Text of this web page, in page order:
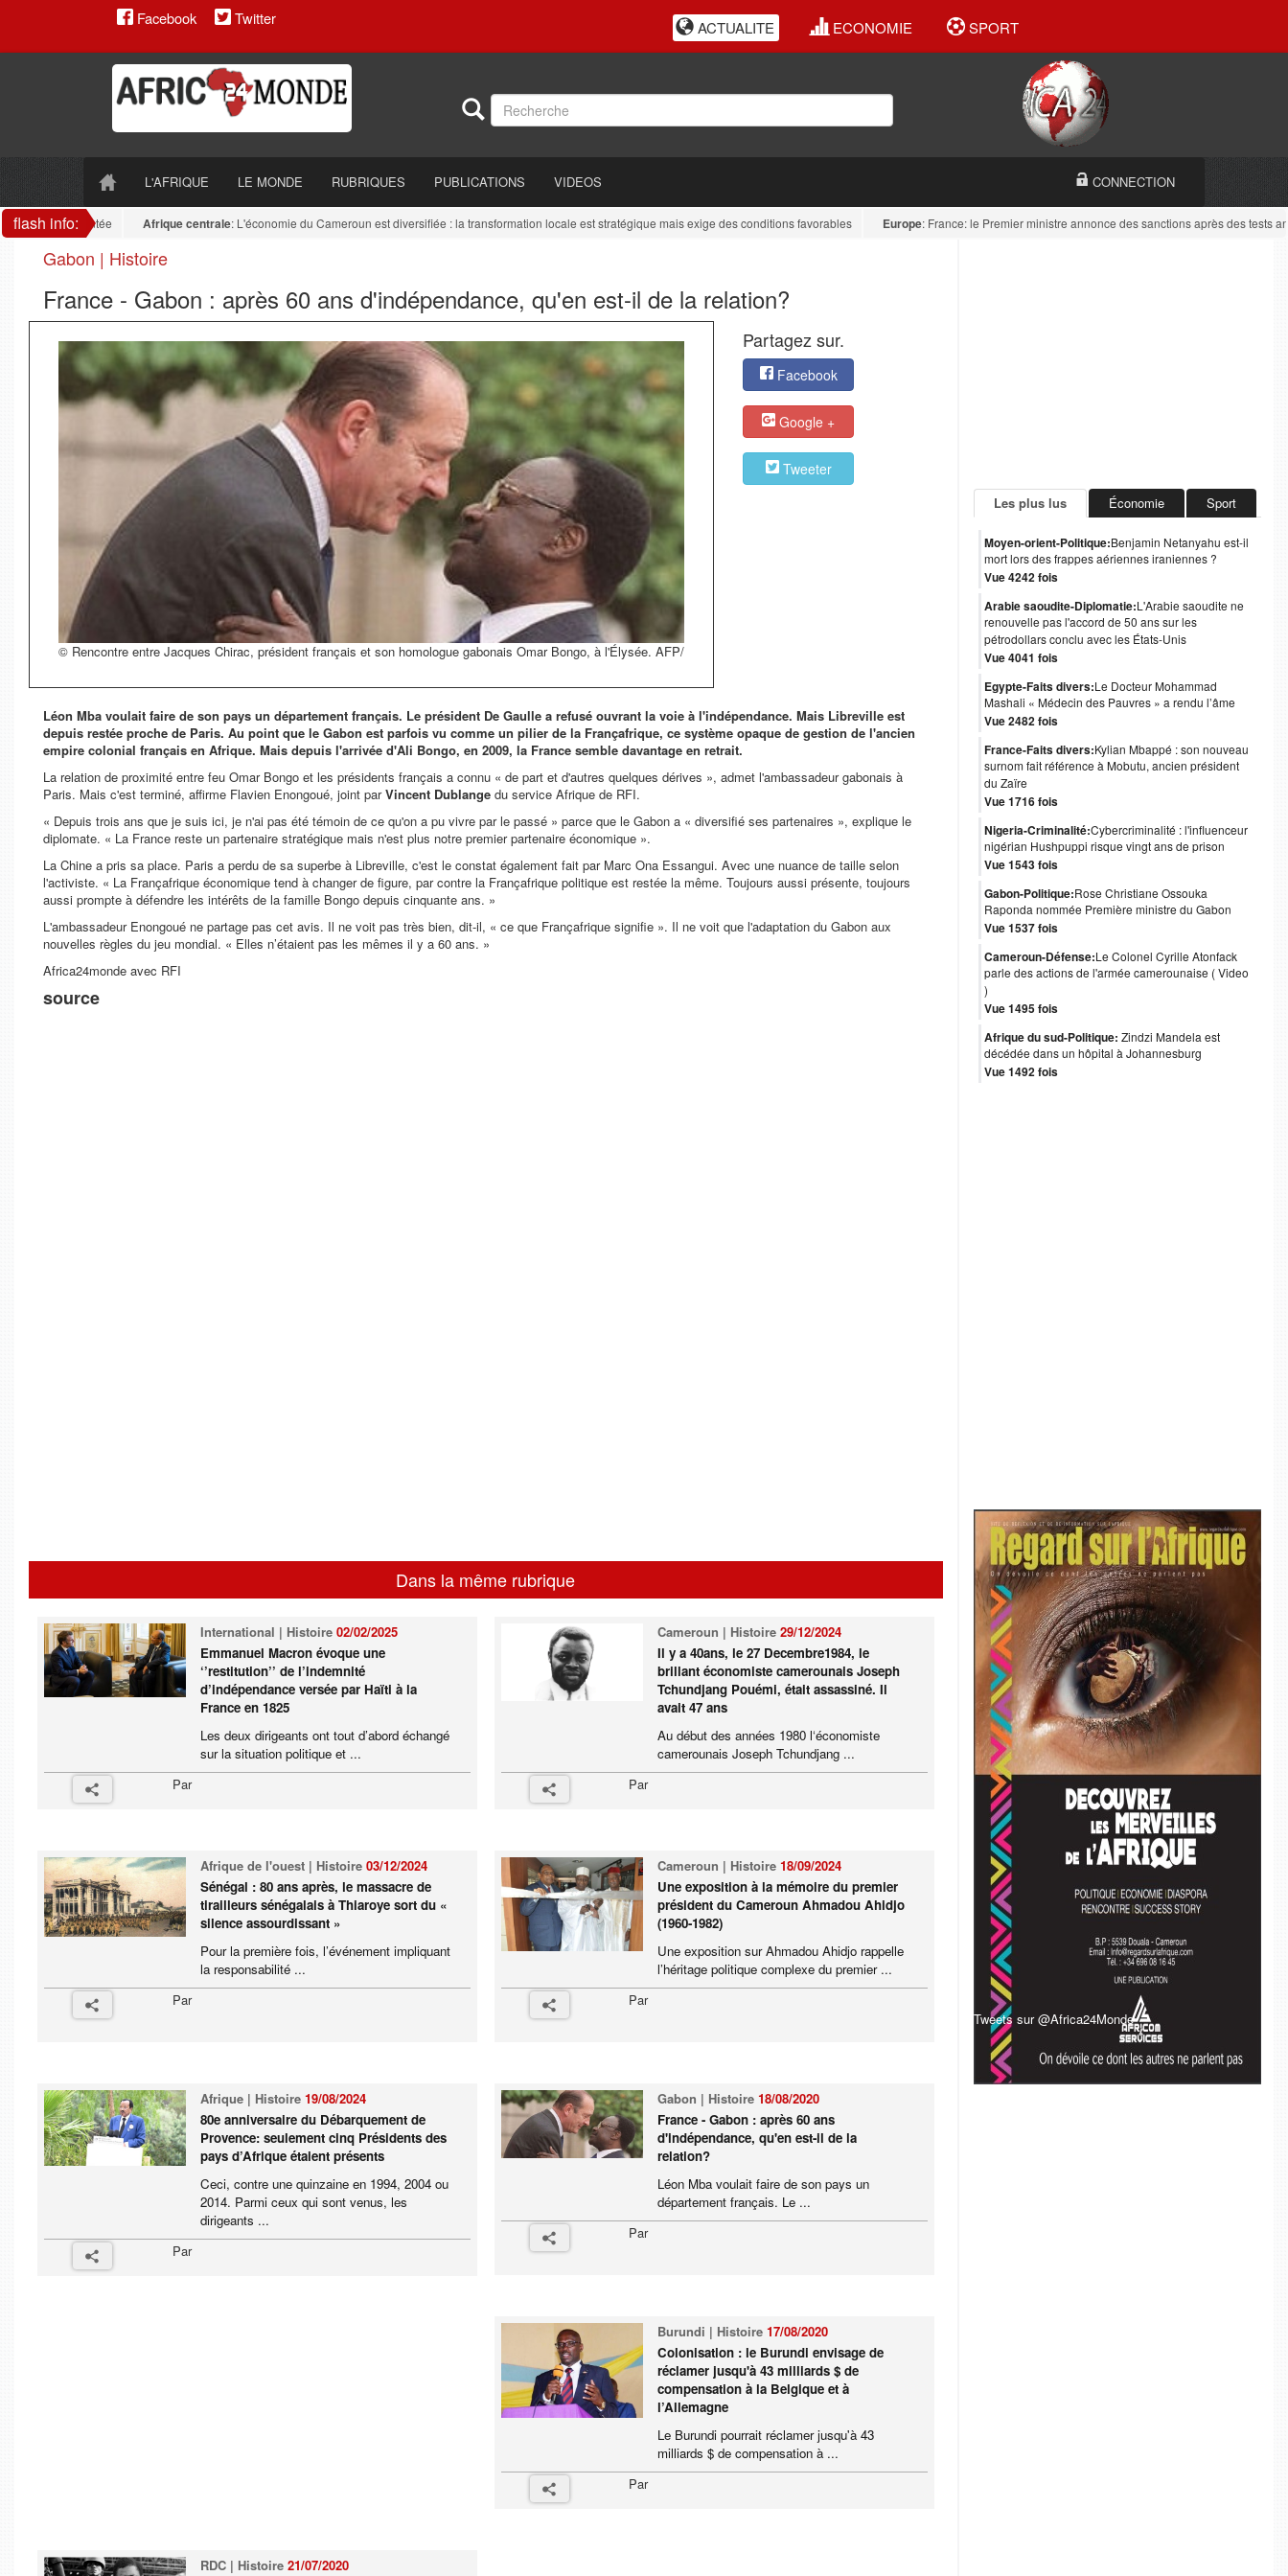
Facebook Twitter ACTUALITE ECONOMIE SPORT
L'AFRIQUE LE MONDE RUBRIQUES PUBLICATIONS VIDEOS CONNECTION
flash info:
fragmentée Afrique centrale: L'économie du Cameroun est diversifiée : la transformation locale est stratégique mais exige des conditions favorables Europe: France: le Premier ministre annonce des sanctions après des tests
Gabon | Histoire
France - Gabon : après 60 ans d'indépendance, qu'en est-il de la relation?
© Rencontre entre Jacques Chirac, président français et son homologue gabonais Omar Bongo, à l'Élysée. AFP/
Partagez sur.
Facebook
Google +
Tweeter
Léon Mba voulait faire de son pays un département français. Le président De Gaulle a refusé ouvrant la voie à l'indépendance. Mais Libreville est
depuis restée proche de Paris. Au point que le Gabon est parfois vu comme un pilier de la Françafrique, ce système opaque de gestion de l'ancien
empire colonial français en Afrique. Mais depuis l'arrivée d'Ali Bongo, en 2009, la France semble davantage en retrait.
La relation de proximité entre feu Omar Bongo et les présidents français a connu « de part et d'autres quelques dérives », admet l'ambassadeur gabonais à
Paris. Mais c'est terminé, affirme Flavien Enongoué, joint parVincent Dublange du service Afrique de RFI.
« Depuis trois ans que je suis ici, je n'ai pas été témoin de ce qu'on a pu vivre par le passé » parce que le Gabon a « diversifié ses partenaires », explique le
diplomate. « La France reste un partenaire stratégique mais n'est plus notre premier partenaire économique ».
La Chine a pris sa place. Paris a perdu de sa superbe à Libreville, c'est le constat également fait par Marc Ona Essangui. Avec une nuance de taille selon
l'activiste. « La Françafrique économique tend à changer de figure, par contre la Françafrique politique est restée la même. Toujours aussi présente, toujours
aussi prompte à défendre les intérêts de la famille Bongo depuis cinquante ans. »
L'ambassadeur Enongoué ne partage pas cet avis. Il ne voit pas très bien, dit-il, « ce que Françafrique signifie ». Il ne voit que l'adaptation du Gabon aux
nouvelles règles du jeu mondial. « Elles n’étaient pas les mêmes il y a 60 ans. »
Africa24monde avec RFI
source
Dans la même rubrique
International | Histoire02/02/2025
Emmanuel Macron évoque une
‘’restitution’’ de l’indemnité
d’indépendance versée par Haïti à la
France en 1825
Les deux dirigeants ont tout d’abord échangé
sur la situation politique et ...
Par
Cameroun | Histoire 29/12/2024
Il y a 40ans, le 27 Decembre1984, le
brillant économiste camerounais Joseph
Tchundjang Pouémi, était assassiné. Il
avait 47 ans
Au début des années 1980 l‘économiste
camerounais Joseph Tchundjang ...
Par
Afrique de l'ouest | Histoire03/12/2024
Sénégal : 80 ans après, le massacre de
tirailleurs sénégalais à Thiaroye sort du «
silence assourdissant »
Pour la première fois, l’événement impliquant
la responsabilité ...
Par
Cameroun | Histoire 18/09/2024
Une exposition à la mémoire du premier
président du Cameroun Ahmadou Ahidjo
(1960-1982)
Une exposition sur Ahmadou Ahidjo rappelle
l’héritage politique complexe du premier ...
Par
Afrique | Histoire19/08/2024
80e anniversaire du Débarquement de
Provence: seulement cinq Présidents des
pays d’Afrique étaient présents
Ceci, contre une quinzaine en 1994, 2004 ou
2014. Parmi ceux qui sont venus, les
dirigeants ...
Par
Gabon | Histoire 18/08/2020
France - Gabon : après 60 ans
d'indépendance, qu'en est-il de la
relation?
Léon Mba voulait faire de son pays un
département français. Le ...
Par
Burundi | Histoire 17/08/2020
Colonisation : le Burundi envisage de
réclamer jusqu'à 43 milliards $ de
compensation à la Belgique et à
l’Allemagne
Le Burundi pourrait réclamer jusqu'à 43
milliards $ de compensation à ...
Par
RDC | Histoire21/07/2020
Les plus lus Économie Sport
Moyen-orient-Politique:Benjamin Netanyahu est-il
mort lors des frappes aériennes iraniennes ?
Vue 4242 fois
Arabie saoudite-Diplomatie:L'Arabie saoudite ne
renouvelle pas l'accord de 50 ans sur les
pétrodollars conclu avec les États-Unis
Vue 4041 fois
Egypte-Faits divers:Le Docteur Mohammad
Mashali « Médecin des Pauvres » a rendu l’âme
Vue 2482 fois
France-Faits divers:Kylian Mbappé : son nouveau
surnom fait référence à Mobutu, ancien président
du Zaïre
Vue 1716 fois
Nigeria-Criminalité:Cybercriminalité : l'influenceur
nigérian Hushpuppi risque vingt ans de prison
Vue 1543 fois
Gabon-Politique:Rose Christiane Ossouka
Raponda nommée Première ministre du Gabon
Vue 1537 fois
Cameroun-Défense:Le Colonel Cyrille Atonfack
parle des actions de l'armée camerounaise ( Video
)
Vue 1495 fois
Afrique du sud-Politique: Zindzi Mandela est
décédée dans un hôpital à Johannesburg
Vue 1492 fois
Tweets sur @Africa24Monde